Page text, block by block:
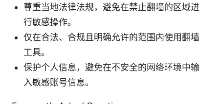
尊重当地法律法规，避免在禁止翻墙的区域进
行敏感操作。
仅在合法、合规且明确允许的范围内使用翻墙
工具。
保护个人信息，避免在不安全的网络环境中输
入敏感账号信息。